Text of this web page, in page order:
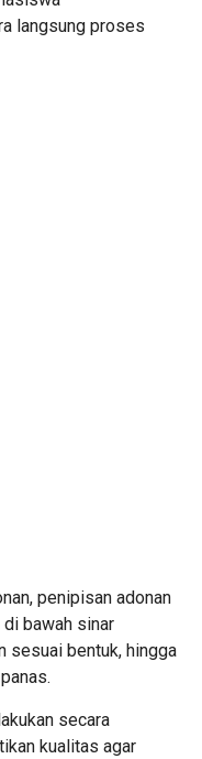
langsung proses
penipisan adonan
bawah sinar
sesuai bentuk, hingga
secara
kualitas agar